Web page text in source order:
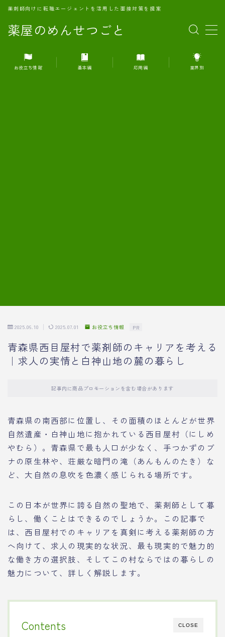
薬屋のめんせつごと
薬剤師向けに転職エージェントを活用した面接対策を提案
MENU
1.転職エージェントとは何か？
お役立ち情報 基本編 応用編 業界別
2025.06.10 2025.07.01 お役立ち情報 PR
青森県西目屋村で薬剤師のキャリアを考える
｜求人の実情と白神山地の麓の暮らし
記事内に商品プロモーションを含む場合があります
青森県の南西部に位置し、その面積のほとんどが世界
自然遺産・白神山地に抱かれている西目屋村（にしめ
やむら）。青森県で最も人口が少なく、手つかずのブ
ナの原生林や、荘厳な暗門の滝（あんもんのたき）な
ど、大自然の息吹を色濃く感じられる場所です。
この日本が世界に誇る自然の聖地で、薬剤師として暮
らし、働くことはできるのでしょうか。この記事で
は、西目屋村でのキャリアを真剣に考える薬剤師の方
へ向けて、求人の現実的な状況、最も現実的で魅力的
な働き方の選択肢、そしてこの村ならではの暮らしの
魅力について、詳しく解説します。
CLOSE
Contents